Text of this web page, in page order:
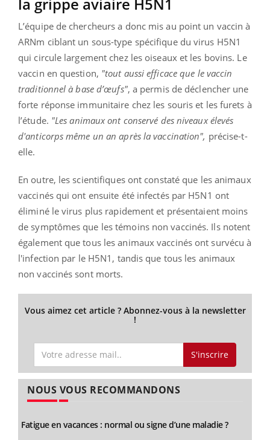
L’équipe de chercheurs a donc mis au point un vaccin à
ARNm ciblant un sous-type spécifique du virus H5N1
qui circule largement chez les oiseaux et les bovins. Le
vaccin en question, "tout aussi efficace que le vaccin
traditionnel à base d’œufs", a permis de déclencher une
forte réponse immunitaire chez les souris et les furets à
l’étude. "Les animaux ont conservé des niveaux élevés
d'anticorps même un an après la vaccination", précise-t-
elle.
En outre, les scientifiques ont constaté que les animaux
vaccinés qui ont ensuite été infectés par H5N1 ont
éliminé le virus plus rapidement et présentaient moins
de symptômes que les témoins non vaccinés. Ils notent
également que tous les animaux vaccinés ont survécu à
l'infection par le H5N1, tandis que tous les animaux
non vaccinés sont morts.
Vous aimez cet article ? Abonnez-vous à la newsletter
!
S'inscrire
NOUS VOUS RECOMMANDONS
Fatigue en vacances : normal ou signe d’une maladie ?